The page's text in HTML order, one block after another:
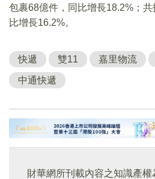
包裹68億件，同比增長18.2%；
比增長16.2%。
快遞 雙11 嘉里物流
中通快遞
財華網所刊載內容之知識產權